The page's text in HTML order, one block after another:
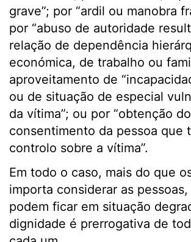
grave”; por “ardil ou manobra
por “abuso de autoridade
relação de dependência
económica, de trabalho ou
aproveitamento de
ou de situação de especial
da vítima”; ou por “obtenção do
consentimento da pessoa que
controlo sobre a vítima”.
Em todo o caso, mais do que
importa considerar as
podem ficar em situação
dignidade é prerrogativa de